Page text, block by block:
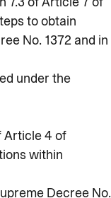
to obtain
No. 1372 and in
under the
Article 4 of
within
Decree No.